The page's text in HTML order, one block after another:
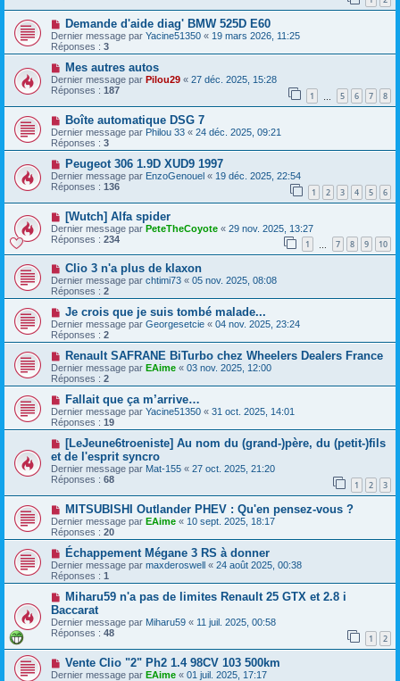
Demande d'aide diag' BMW 525D E60
Dernier message par Yacine51350 « 19 mars 2026, 11:25
Réponses : 3
Mes autres autos
Dernier message par Pilou29 « 27 déc. 2025, 15:28
Réponses : 187 1 5 6 7 8
Boîte automatique DSG 7
Dernier message par Philou 33 « 24 déc. 2025, 09:21
Réponses : 3
Peugeot 306 1.9D XUD9 1997
Dernier message par EnzoGenouel « 19 déc. 2025, 22:54
Réponses : 136 1 2 3 4 5 6
[Wutch] Alfa spider
Dernier message par PeteTheCoyote « 29 nov. 2025, 13:27
Réponses : 234 1 7 8 9 10
Clio 3 n'a plus de klaxon
Dernier message par chtimi73 « 05 nov. 2025, 08:08
Réponses : 2
Je crois que je suis tombé malade...
Dernier message par Georgesetcie « 04 nov. 2025, 23:24
Réponses : 2
Renault SAFRANE BiTurbo chez Wheelers Dealers France
Dernier message par EAime « 03 nov. 2025, 12:00
Réponses : 2
Fallait que ça m’arrive…
Dernier message par Yacine51350 « 31 oct. 2025, 14:01
Réponses : 19
[LeJeune6troeniste] Au nom du (grand-)père, du (petit-)fils
et de l'esprit syncro
Dernier message par Mat-155 « 27 oct. 2025, 21:20
Réponses : 68 1 2 3
MITSUBISHI Outlander PHEV : Qu'en pensez-vous ?
Dernier message par EAime « 10 sept. 2025, 18:17
Réponses : 20
Échappement Mégane 3 RS à donner
Dernier message par maxderoswell « 24 août 2025, 00:38
Réponses : 1
Miharu59 n'a pas de limites Renault 25 GTX et 2.8 i
Baccarat
Dernier message par Miharu59 « 11 juil. 2025, 00:58
Réponses : 48 1 2
Vente Clio "2" Ph2 1.4 98CV 103 500km
Dernier message par EAime « 01 juil. 2025, 17:17